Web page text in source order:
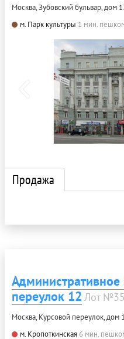
Москва, Зубовский бульвар, дом
м. Парк культуры 1 мин.
Продажа
переулок 12 Лот
Москва, Курсовой переулок, дом
м. Кропоткинская 6 мин.